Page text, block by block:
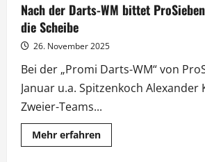
Nach der Darts-WM bittet
die Scheibe
26. November 2025
Bei der „Promi Darts-WM“ von
Januar u.a. Spitzenkoch Alexander
Zweier-Teams...
Mehr erfahrenMehr
Informationen